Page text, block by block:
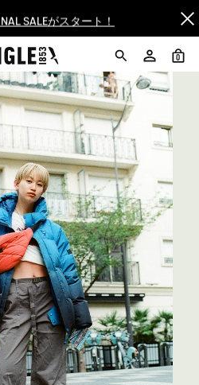
SALEがスタート！
で送料＆返品無料
サービス終了のお知らせ
品がさらに10%OFF！
SALEがスタート！
録で送料＆返品無料
サービス終了のお知らせ
0